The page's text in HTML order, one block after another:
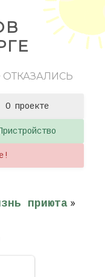
ОТКАЗАЛИСЬ
О проекте
Пристройство
приюта »